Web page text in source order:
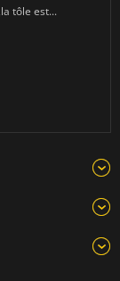
tôle est...